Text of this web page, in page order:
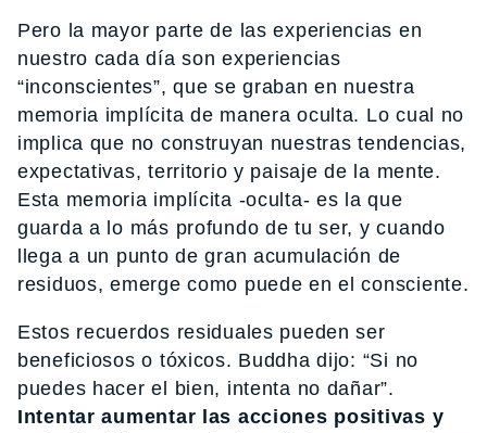
Pero la mayor parte de las experiencias en
nuestro cada día son experiencias
“inconscientes”, que se graban en nuestra
memoria implícita de manera oculta. Lo cual no
implica que no construyan nuestras tendencias,
expectativas, territorio y paisaje de la mente.
Esta memoria implícita -oculta- es la que
guarda a lo más profundo de tu ser, y cuando
llega a un punto de gran acumulación de
residuos, emerge como puede en el consciente.
Estos recuerdos residuales pueden ser
beneficiosos o tóxicos. Buddha dijo: “Si no
puedes hacer el bien, intenta no dañar”.
Intentar aumentar las acciones positivas y